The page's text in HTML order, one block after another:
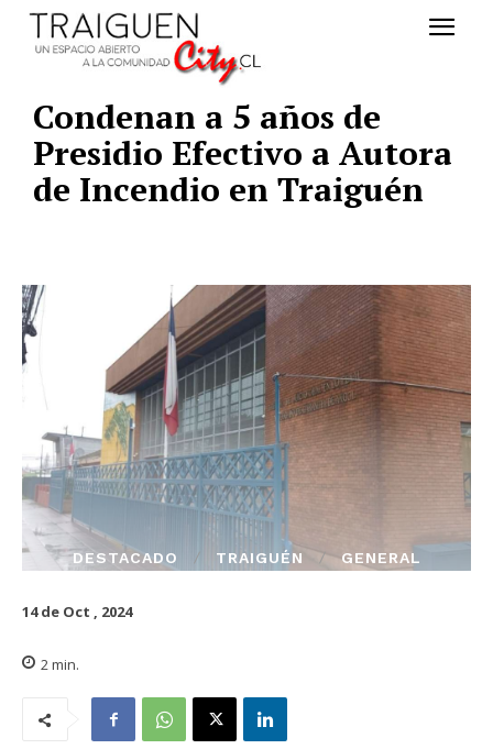
Condenan a 5 años de
Presidio Efectivo a Autora
de Incendio en Traiguén
DESTACADO TRAIGUÉN GENERAL
14 de Oct , 2024
2 min.